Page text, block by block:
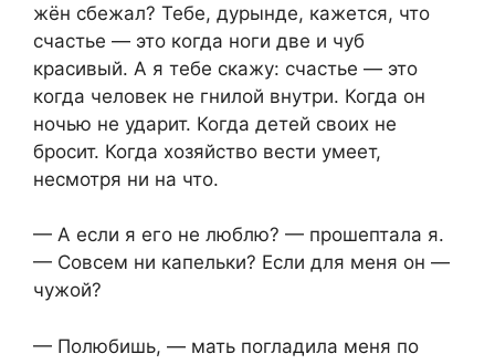
жён сбежал? Тебе, дурынде, кажется, что
счастье — это когда ноги две и чуб
красивый. А я тебе скажу: счастье — это
когда человек не гнилой внутри. Когда он
ночью не ударит. Когда детей своих не
бросит. Когда хозяйство вести умеет,
несмотря ни на что.
— А если я его не люблю? — прошептала я.
— Совсем ни капельки? Если для меня он —
чужой?
— Полюбишь, — мать погладила меня по